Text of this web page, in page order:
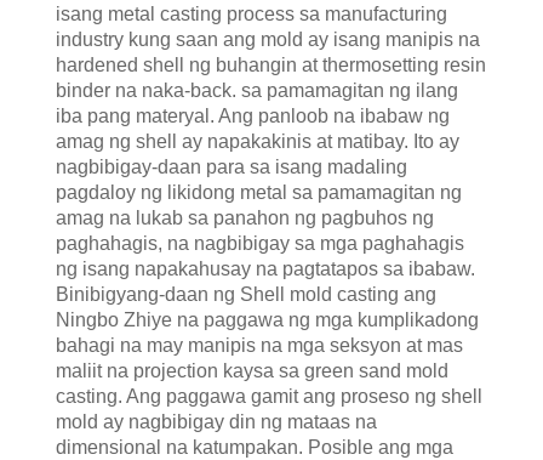
isang metal casting process sa manufacturing
industry kung saan ang mold ay isang manipis na
hardened shell ng buhangin at thermosetting resin
binder na naka-back. sa pamamagitan ng ilang
iba pang materyal. Ang panloob na ibabaw ng
amag ng shell ay napakakinis at matibay. Ito ay
nagbibigay-daan para sa isang madaling
pagdaloy ng likidong metal sa pamamagitan ng
amag na lukab sa panahon ng pagbuhos ng
paghahagis, na nagbibigay sa mga paghahagis
ng isang napakahusay na pagtatapos sa ibabaw.
Binibigyang-daan ng Shell mold casting ang
Ningbo Zhiye na paggawa ng mga kumplikadong
bahagi na may manipis na mga seksyon at mas
maliit na projection kaysa sa green sand mold
casting. Ang paggawa gamit ang proseso ng shell
mold ay nagbibigay din ng mataas na
dimensional na katumpakan. Posible ang mga